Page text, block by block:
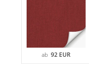
ab 92 EUR